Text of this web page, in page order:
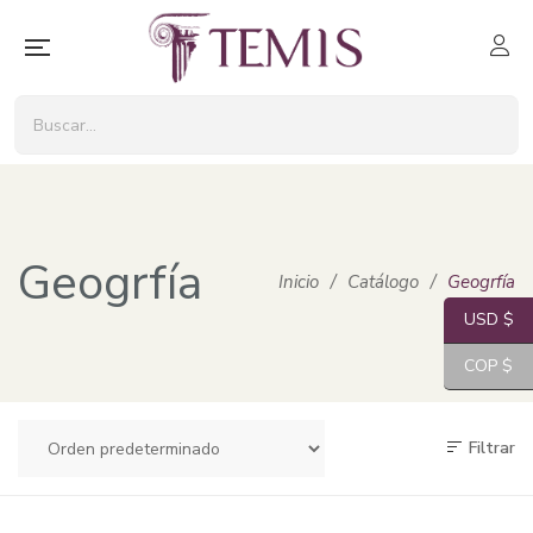
Geogrfía Inicio / Catálogo / Geogrfía
Filtrar
USD $
COP $